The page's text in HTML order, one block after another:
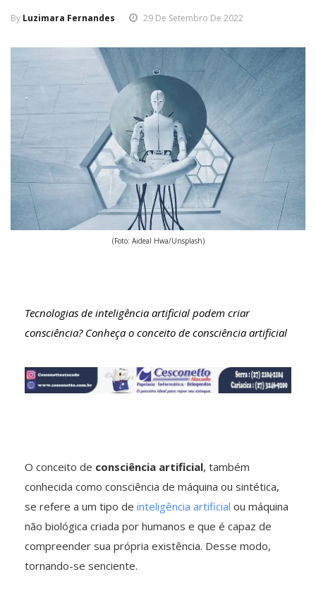
By Luzimara Fernandes 29 De Setembro De 2022
(Foto: Aideal Hwa/Unsplash)
Tecnologias de inteligência artificial podem criar
consciência? Conheça o conceito de consciência artificial
O conceito de consciência artificial, também
conhecida como consciência de máquina ou sintética,
se refere a um tipo de inteligência artificial ou máquina
não biológica criada por humanos e que é capaz de
compreender sua própria existência. Desse modo,
tornando-se senciente.